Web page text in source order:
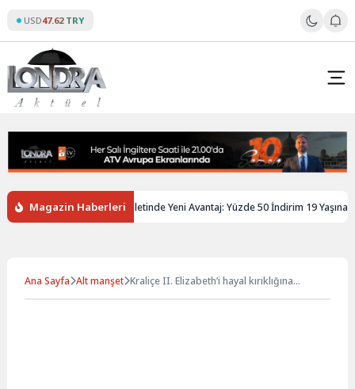
content
USD47.62 TRY
Magazin Haberleri
Gençlere Tren Biletinde Yeni Avantaj: Yüzde 50 İndirim 19 Yaşına
Ana Sayfa Alt manşet Kraliçe II. Elizabeth’i hayal kırıklığına